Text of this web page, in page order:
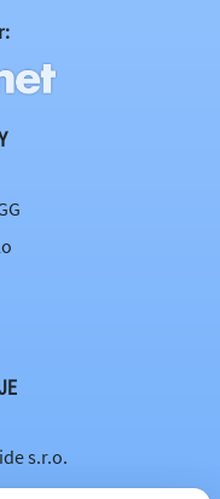
s.r.o.